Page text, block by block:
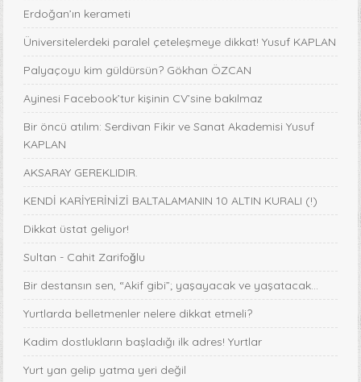
Erdoğan’ın kerameti
Üniversitelerdeki paralel çeteleşmeye dikkat! Yusuf KAPLAN
Palyaçoyu kim güldürsün? Gökhan ÖZCAN
Ayinesi Facebook’tur kişinin CV’sine bakılmaz
Bir öncü atılım: Serdivan Fikir ve Sanat Akademisi Yusuf
KAPLAN
AKSARAY GEREKLIDIR.
KENDİ KARİYERİNİZİ BALTALAMANIN 10 ALTIN KURALI (!)
Dikkat üstat geliyor!
Sultan - Cahit Zarifoğlu
Bir destansın sen, “Akif gibi”; yaşayacak ve yaşatacak...
Yurtlarda belletmenler nelere dikkat etmeli?
Kadim dostlukların başladığı ilk adres! Yurtlar
Yurt yan gelip yatma yeri değil